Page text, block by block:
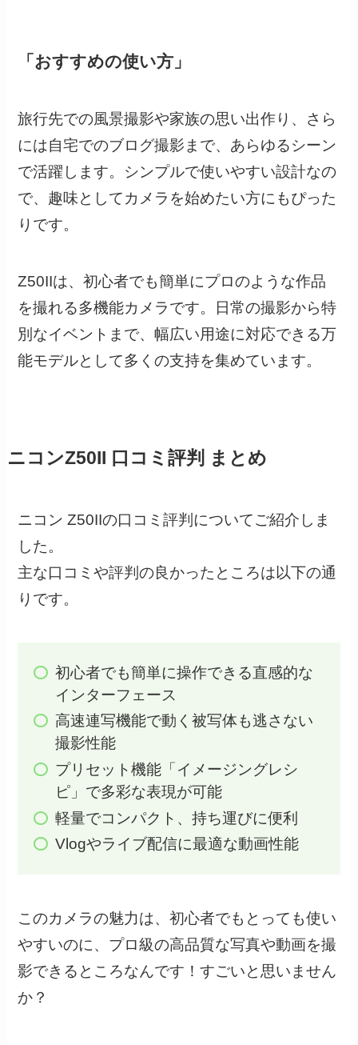
「おすすめの使い方」
旅行先での風景撮影や家族の思い出作り、さら
には自宅でのブログ撮影まで、あらゆるシーン
で活躍します。シンプルで使いやすい設計なの
で、趣味としてカメラを始めたい方にもぴった
りです。
Z50IIは、初心者でも簡単にプロのような作品
を撮れる多機能カメラです。日常の撮影から特
別なイベントまで、幅広い用途に対応できる万
能モデルとして多くの支持を集めています。
ニコンZ50II 口コミ評判 まとめ
ニコン Z50IIの口コミ評判についてご紹介しま
した。
主な口コミや評判の良かったところは以下の通
りです。
初心者でも簡単に操作できる直感的な
インターフェース
高速連写機能で動く被写体も逃さない
撮影性能
プリセット機能「イメージングレシ
ピ」で多彩な表現が可能
軽量でコンパクト、持ち運びに便利
Vlogやライブ配信に最適な動画性能
このカメラの魅力は、初心者でもとっても使い
やすいのに、プロ級の高品質な写真や動画を撮
影できるところなんです！すごいと思いません
か？